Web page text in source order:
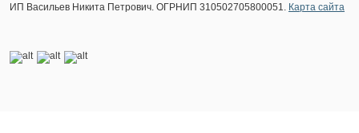
ИП Васильев Никита Петрович. ОГРНИП 310502705800051. Карта сайта